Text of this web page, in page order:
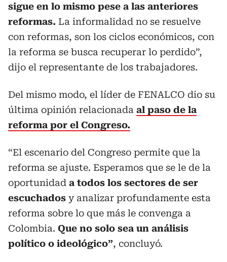
sigue en lo mismo pese a las anteriores
reformas. La informalidad no se resuelve
con reformas, son los ciclos económicos, con
la reforma se busca recuperar lo perdido”,
dijo el representante de los trabajadores.
Del mismo modo, el líder de FENALCO dio su
última opinión relacionada al paso de la
reforma por el Congreso.
“El escenario del Congreso permite que la
reforma se ajuste. Esperamos que se le de la
oportunidad a todos los sectores de ser
escuchados y analizar profundamente esta
reforma sobre lo que más le convenga a
Colombia. Que no solo sea un análisis
político o ideológico”, concluyó.